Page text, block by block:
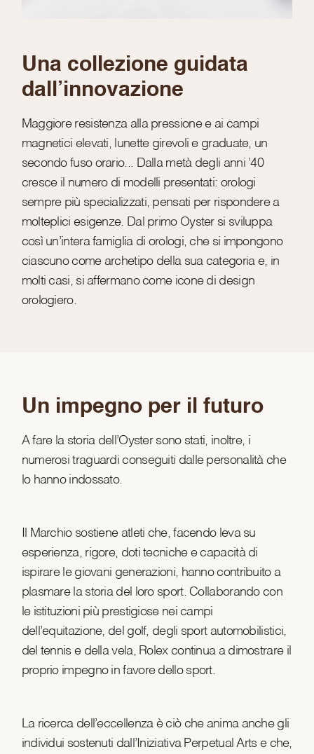
Una collezione guidata
dall’innovazione
Maggiore resistenza alla pressione e ai campi
magnetici elevati, lunette girevoli e graduate, un
secondo fuso orario... Dalla metà degli anni ’40
cresce il numero di modelli presentati: orologi
sempre più specializzati, pensati per rispondere a
molteplici esigenze. Dal primo Oyster si sviluppa
così un’intera famiglia di orologi, che si impongono
ciascuno come archetipo della sua categoria e, in
molti casi, si affermano come icone di design
orologiero.
Un impegno per il futuro
A fare la storia dell’Oyster sono stati, inoltre, i
numerosi traguardi conseguiti dalle personalità che
lo hanno indossato.
Il Marchio sostiene atleti che, facendo leva su
esperienza, rigore, doti tecniche e capacità di
ispirare le giovani generazioni, hanno contribuito a
plasmare la storia del loro sport. Collaborando con
le istituzioni più prestigiose nei campi
dell’equitazione, del golf, degli sport automobilistici,
del tennis e della vela, Rolex continua a dimostrare il
proprio impegno in favore dello sport.
La ricerca dell’eccellenza è ciò che anima anche gli
individui sostenuti dall’Iniziativa Perpetual Arts e che,